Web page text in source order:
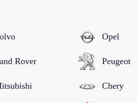
Rover
Opel
Peugeot
Chery